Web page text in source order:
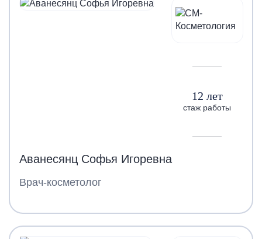
12 лет
стаж работы
Аванесянц Софья Игоревна
Врач-косметолог